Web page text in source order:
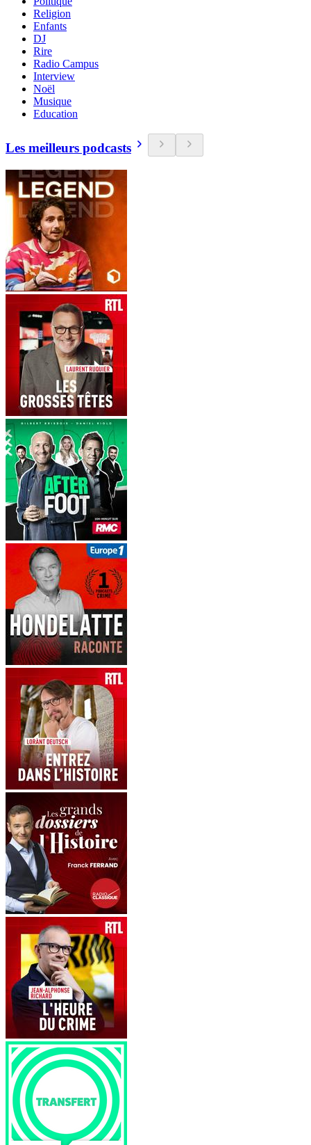
Religion
Enfants
DJ
Rire
Radio Campus
Interview
Noël
Musique
Education
Les meilleurs podcasts